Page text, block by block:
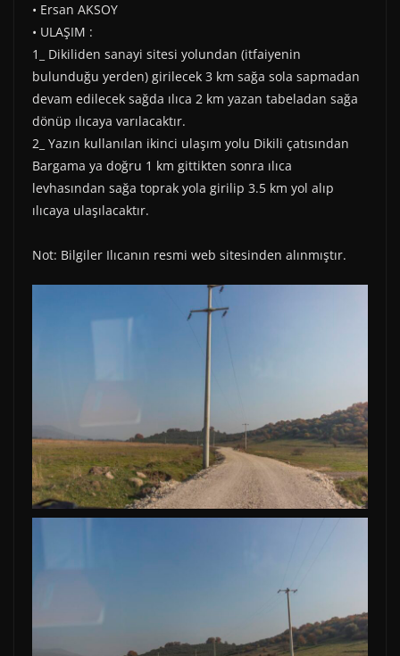
• Ersan AKSOY
• ULAŞIM :
1_ Dikiliden sanayi sitesi yolundan (itfaiyenin
bulunduğu yerden) girilecek 3 km sağa sola sapmadan
devam edilecek sağda ılıca 2 km yazan tabeladan sağa
dönüp ılıcaya varılacaktır.
2_ Yazın kullanılan ikinci ulaşım yolu Dikili çatısından
Bargama ya doğru 1 km gittikten sonra ılıca
levhasından sağa toprak yola girilip 3.5 km yol alıp
ılıcaya ulaşılacaktır.
Not: Bilgiler Ilıcanın resmi web sitesinden alınmıştır.